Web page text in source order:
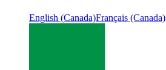
English (Canada)Français (Canada)